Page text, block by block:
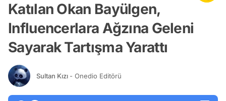
Katılan Okan Bayülgen,
Influencerlara Ağzına Geleni
Sayarak Tartışma Yarattı
Sultan Kızı - Onedio Editörü